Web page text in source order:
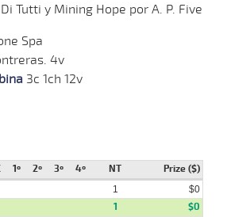
Tutti y Mining Hope por A. P. Five
Spa
4v
3c 1ch 12v
1º 2º 3º 4º NT Prize ($)
1 $0
1 $0